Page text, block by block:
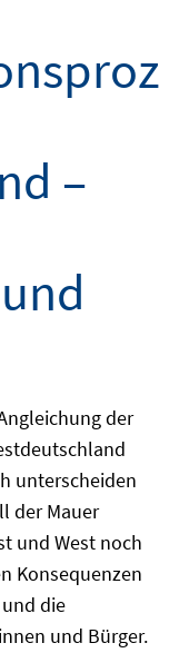
–
der
unterscheiden
der Mauer
und West noch
Konsequenzen
die
und Bürger.